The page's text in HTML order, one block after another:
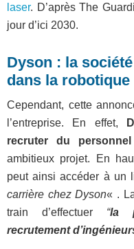
laser. D’après The
jour d’ici 2030.
Dyson : la
dans la robotique
Cependant, cette
l’entreprise. En effet,
recruter du
ambitieux projet. En
peut ainsi accéder à un
carrière chez Dyson« .
train d’effectuer “la
recrutement